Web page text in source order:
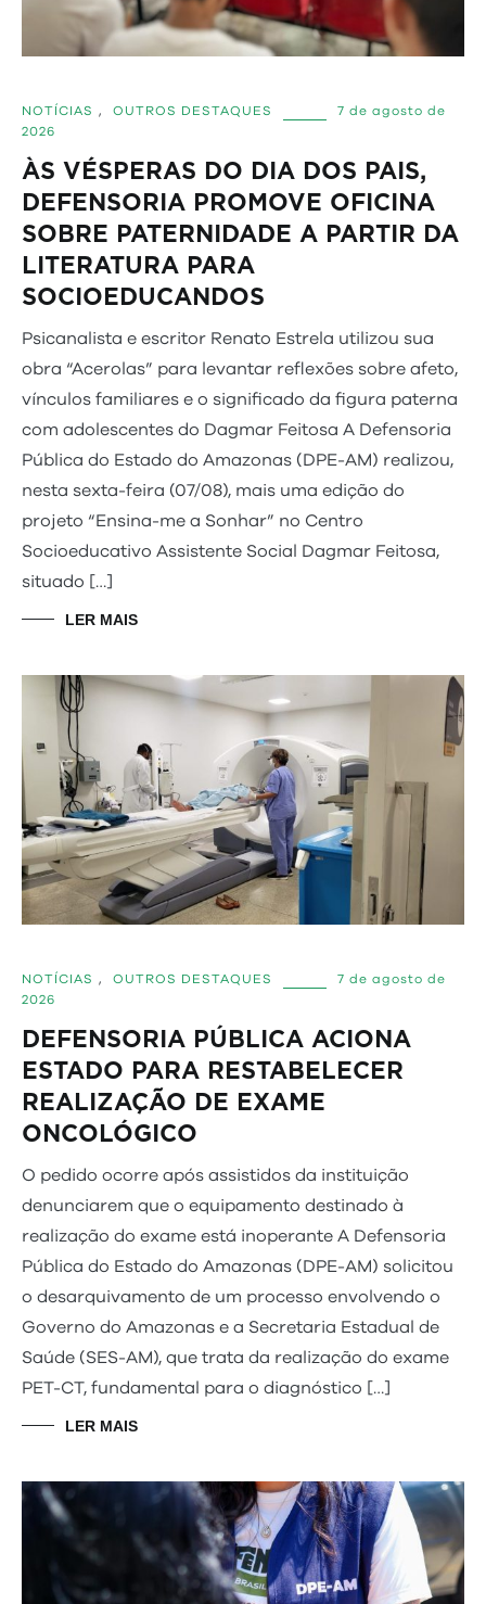
NOTÍCIAS , OUTROS DESTAQUES
7 de agosto de
2026
ÀS VÉSPERAS DO DIA DOS PAIS,
DEFENSORIA PROMOVE OFICINA
SOBRE PATERNIDADE A PARTIR DA
LITERATURA PARA
SOCIOEDUCANDOS
Psicanalista e escritor Renato Estrela utilizou sua
obra “Acerolas” para levantar reflexões sobre afeto,
vínculos familiares e o significado da figura paterna
com adolescentes do Dagmar Feitosa A Defensoria
Pública do Estado do Amazonas (DPE-AM) realizou,
nesta sexta-feira (07/08), mais uma edição do
projeto “Ensina-me a Sonhar” no Centro
Socioeducativo Assistente Social Dagmar Feitosa,
situado […]
LER MAIS
NOTÍCIAS , OUTROS DESTAQUES
7 de agosto de
2026
DEFENSORIA PÚBLICA ACIONA
ESTADO PARA RESTABELECER
REALIZAÇÃO DE EXAME
ONCOLÓGICO
O pedido ocorre após assistidos da instituição
denunciarem que o equipamento destinado à
realização do exame está inoperante A Defensoria
Pública do Estado do Amazonas (DPE-AM) solicitou
o desarquivamento de um processo envolvendo o
Governo do Amazonas e a Secretaria Estadual de
Saúde (SES-AM), que trata da realização do exame
PET-CT, fundamental para o diagnóstico […]
LER MAIS